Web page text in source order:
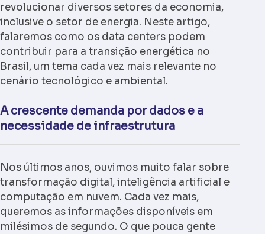
revolucionar diversos setores da economia,
inclusive o setor de energia. Neste artigo,
falaremos como os data centers podem
contribuir para a transição energética no
Brasil, um tema cada vez mais relevante no
cenário tecnológico e ambiental.
A crescente demanda por dados e a
necessidade de infraestrutura
Nos últimos anos, ouvimos muito falar sobre
transformação digital, inteligência artificial e
computação em nuvem. Cada vez mais,
queremos as informações disponíveis em
milésimos de segundo. O que pouca gente